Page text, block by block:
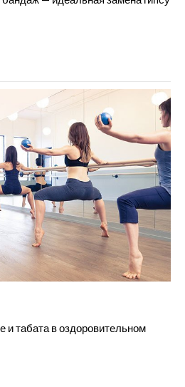
и табата в оздоровительном